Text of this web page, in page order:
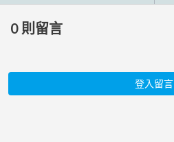
0 則留言
登入留言